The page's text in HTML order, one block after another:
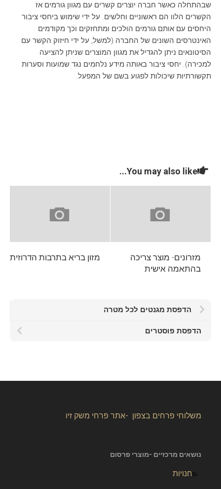
שבהתחלה כאשר חברה יוצרים קשרים עם מגוון גורמים אז
הקשרים הלוו הם ראשוניים וחלשים. על ידי שימוש ביחסי ציבור
היחסים עם אותם גורמים הולכים ומתחזקים וכך מקודמים
האינטרסים השונים של החברה (למשל, על ידי חיזוק הקשר עם
הסיטונאים ניתן להגדיל את מגוון המוצרים שניתן להציעה
למכירה). יחסי ציבור באותה מידע נלחמים נגד שמועות וסערות
תקשורתיות שיכולות לפגוע בשם של המפעל.
You may also like...
מזון בריא בתרבות הדרוזית
מזרונים- מוצר צריכה
בהתאמה אישית
הדפסת מגנטים לכל מטרה
הדפסת פוסטרים
משלוחי פרחים בצפון -אתר פרחי משק זיו
נושאים מרכזיים -מוצרי פרסום
חנויות